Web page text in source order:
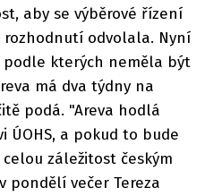
aby se výběrové řízení
rozhodnutí odvolala. Nyní
podle kterých neměla být
má dva týdny na
podá. "Areva hodlá
ÚOHS, a pokud to bude
záležitost českým
pondělí večer Tereza